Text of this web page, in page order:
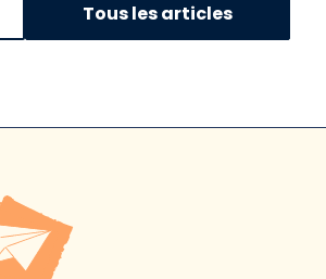
Tous les articles